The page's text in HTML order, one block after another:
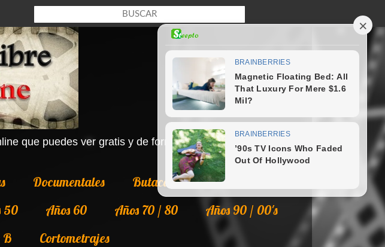
que puedes ver gratis y de forma legal en Internet.
Documentales Butaca
Colecciones
50 Años 60 Años 70 / 80
Años 90 / 00's
B Cortometrajes